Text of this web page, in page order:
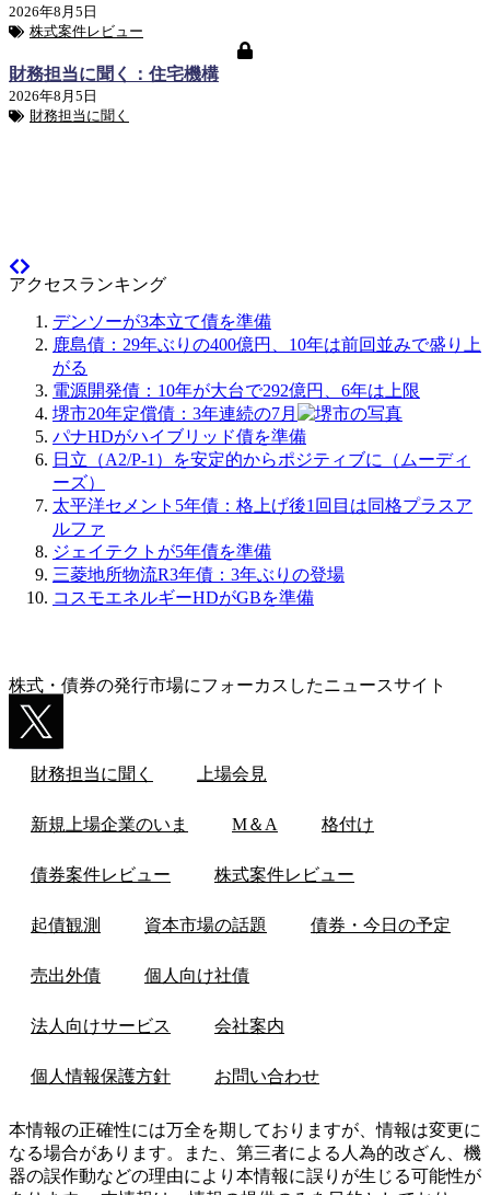
2026年8月5日
株式案件レビュー
財務担当に聞く：住宅機構
2026年8月5日
財務担当に聞く
アクセスランキング
デンソーが3本立て債を準備
鹿島債：29年ぶりの400億円、10年は前回並みで盛り上
がる
電源開発債：10年が大台で292億円、6年は上限
堺市20年定償債：3年連続の7月
パナHDがハイブリッド債を準備
日立（A2/P-1）を安定的からポジティブに（ムーディ
ーズ）
太平洋セメント5年債：格上げ後1回目は同格プラスア
ルファ
ジェイテクトが5年債を準備
三菱地所物流R3年債：3年ぶりの登場
コスモエネルギーHDがGBを準備
株式・債券の発行市場にフォーカスしたニュースサイト
財務担当に聞く 上場会見
新規上場企業のいま M＆A 格付け
債券案件レビュー 株式案件レビュー
起債観測 資本市場の話題 債券・今日の予定
売出外債 個人向け社債
法人向けサービス 会社案内
個人情報保護方針 お問い合わせ
本情報の正確性には万全を期しておりますが、情報は変更に
なる場合があります。また、第三者による人為的改ざん、機
器の誤作動などの理由により本情報に誤りが生じる可能性が